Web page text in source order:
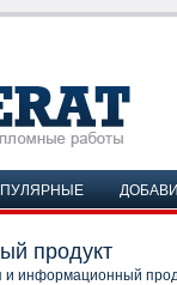
продукт
информационный